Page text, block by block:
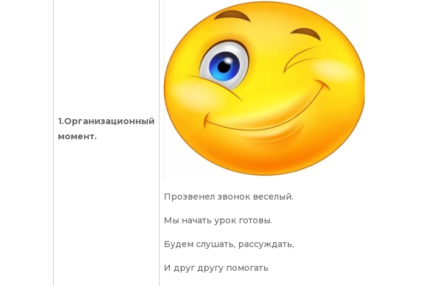
1.Организационный
момент.
Прозвенел звонок веселый.
Мы начать урок готовы.
Будем слушать, рассуждать,
И друг другу помогать